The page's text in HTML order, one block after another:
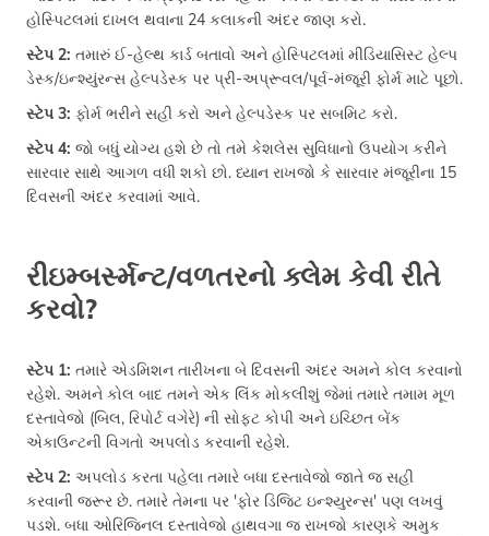
હોસ્પિટલમાં દાખલ થવાના 24 કલાકની અંદર જાણ કરો.
સ્ટેપ 2: તમારું ઈ-હેલ્થ કાર્ડ બતાવો અને હોસ્પિટલમાં મીડિયાસિસ્ટ હેલ્પ
ડેસ્ક/ઇન્શ્યુંરન્સ હેલ્પડેસ્ક પર પ્રી-અપ્રૂવલ/પૂર્વ-મંજૂરી ફોર્મ માટે પૂછો.
સ્ટેપ 3: ફોર્મ ભરીને સહી કરો અને હેલ્પડેસ્ક પર સબમિટ કરો.
સ્ટેપ 4: જો બધું યોગ્ય હશે છે તો તમે કેશલેસ સુવિધાનો ઉપયોગ કરીને
સારવાર સાથે આગળ વધી શકો છો. ધ્યાન રાખજો કે સારવાર મંજૂરીના 15
દિવસની અંદર કરવામાં આવે.
રીઇમ્બર્સ્મન્ટ/વળતરનો ક્લેમ કેવી રીતે
કરવો?
સ્ટેપ 1: તમારે એડમિશન તારીખના બે દિવસની અંદર અમને કોલ કરવાનો
રહેશે. અમને કોલ બાદ તમને એક લિંક મોકલીશું જેમાં તમારે તમામ મૂળ
દસ્તાવેજો (બિલ, રિપોર્ટ વગેરે) ની સોફ્ટ કોપી અને ઇચ્છિત બેંક
એકાઉન્ટની વિગતો અપલોડ કરવાની રહેશે.
સ્ટેપ 2: અપલોડ કરતા પહેલા તમારે બધા દસ્તાવેજો જાતે જ સહી
કરવાની જરૂર છે. તમારે તેમના પર 'ફોર ડિજિટ ઇન્શ્યુરન્સ' પણ લખવું
પડશે. બધા ઓરિજિનલ દસ્તાવેજો હાથવગા જ રાખજો કારણકે અમુક